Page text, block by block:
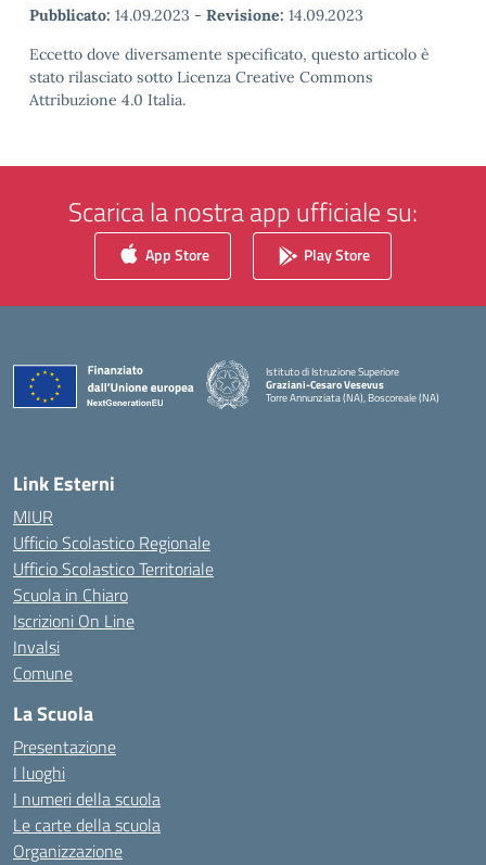
Pubblicato: 14.09.2023 - Revisione: 14.09.2023
Eccetto dove diversamente specificato, questo articolo è
stato rilasciato sotto Licenza Creative Commons
Attribuzione 4.0 Italia.
Scarica la nostra app ufficiale su:
App Store Play Store
Istituto di Istruzione Superiore
Graziani-Cesaro Vesevus
Torre Annunziata (NA), Boscoreale (NA)
Link Esterni
MIUR
Ufficio Scolastico Regionale
Ufficio Scolastico Territoriale
Scuola in Chiaro
Iscrizioni On Line
Invalsi
Comune
La Scuola
Presentazione
I luoghi
I numeri della scuola
Le carte della scuola
Organizzazione